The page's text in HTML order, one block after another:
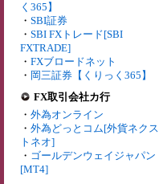
く365】
・ SBI証券
・ SBI FXトレード[SBI
FXTRADE]
・ FXブロードネット
・ 岡三証券【くりっく365】
FX取引会社カ行
・ 外為オンライン
・ 外為どっとコム[外貨ネクス
トネオ]
・ ゴールデンウェイジャパン
[MT4]